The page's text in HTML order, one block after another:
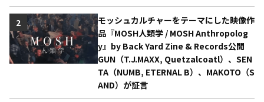
モッシュカルチャーをテーマにした映像作
品『MOSH人類学 / MOSH Anthropolog
y』by Back Yard Zine & Records公開
GUN（T.J.MAXX, Quetzalcoatl）、SEN
TA（NUMB, ETERNAL B）、MAKOTO（S
AND）が証言
2